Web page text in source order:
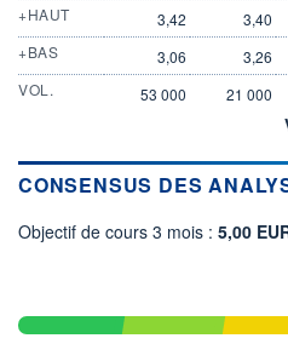
+HAUT
3,42 3,40
+BAS
3,06 3,26
VOL.
53 000 21 000
CONSENSUS DES
Objectif de cours 3 mois : 5,00